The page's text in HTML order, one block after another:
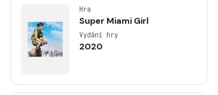
Hra
Super Miami Girl
Vydání hry
2020